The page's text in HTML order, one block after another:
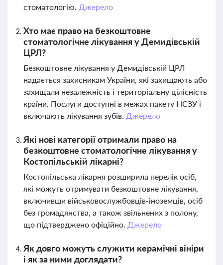
стоматологію. Джерело
Хто має право на безкоштовне
стоматологічне лікування у Демидівській
ЦРЛ?
Безкоштовне лікування у Демидівській ЦРЛ
надається захисникам України, які захищають або
захищали незалежність і територіальну цілісність
країни. Послуги доступні в межах пакету НСЗУ і
включають лікування зубів. Джерело
Які нові категорії отримали право на
безкоштовне стоматологічне лікування у
Костопільській лікарні?
Костопільська лікарня розширила перелік осіб,
які можуть отримувати безкоштовне лікування,
включивши військовослужбовців-іноземців, осіб
без громадянства, а також звільнених з полону,
що підтверджено офіційно. Джерело
Як довго можуть служити керамічні вініри
і як за ними доглядати?